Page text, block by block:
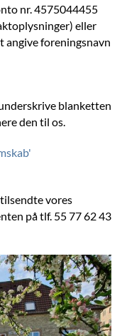
nr. 4575044455
eller
angive foreningsnavn
blanketten
den til os.
vores
på tlf. 55 77 62 43